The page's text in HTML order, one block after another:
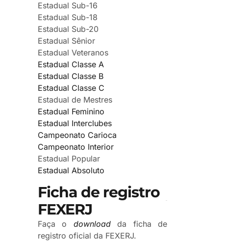
Estadual Sub-16
Estadual Sub-18
Estadual Sub-20
Estadual Sênior
Estadual Veteranos
Estadual Classe A
Estadual Classe B
Estadual Classe C
Estadual de Mestres
Estadual Feminino
Estadual Interclubes
Campeonato Carioca
Campeonato Interior
Estadual Popular
Estadual Absoluto
Ficha de registro
FEXERJ
Faça o downloadda ficha de
registro oficial da FEXERJ.